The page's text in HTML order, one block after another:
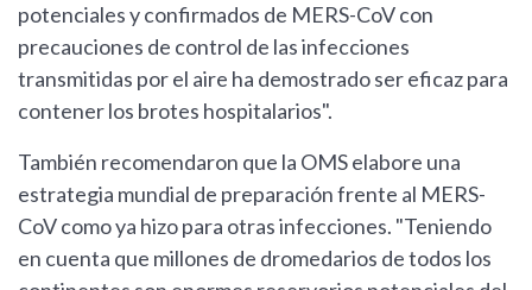
potenciales y confirmados de MERS-CoV con
precauciones de control de las infecciones
transmitidas por el aire ha demostrado ser eficaz para
contener los brotes hospitalarios".
También recomendaron que la OMS elabore una
estrategia mundial de preparación frente al MERS-
CoV como ya hizo para otras infecciones. "Teniendo
en cuenta que millones de dromedarios de todos los